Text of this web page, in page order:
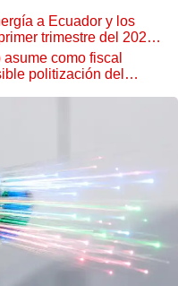
a Ecuador y los
trimestre del 2027,
como fiscal
politización del